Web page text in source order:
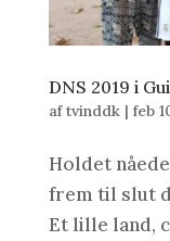
DNS 2019 i
aftvinddk| feb
Holdet
frem til slut
Et lille land,